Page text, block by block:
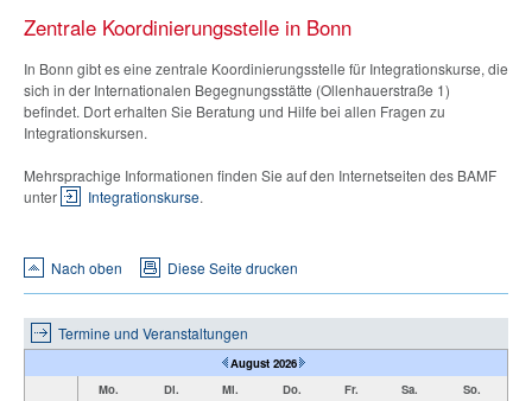
Zentrale Koordinierungsstelle in Bonn
In Bonn gibt es eine zentrale Koordinierungsstelle für Integrationskurse, die
sich in der Internationalen Begegnungsstätte (Ollenhauerstraße 1)
befindet. Dort erhalten Sie Beratung und Hilfe bei allen Fragen zu
Integrationskursen.
Mehrsprachige Informationen finden Sie auf den Internetseiten des BAMF
unter
Integrationskurse.
Nach oben Diese Seite drucken
Termine und Veranstaltungen
August 2026
Mo.
Di. Mi. Do. Fr. Sa.
So.